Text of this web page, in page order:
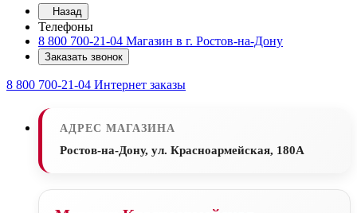
Назад
Телефоны
8 800 700-21-04 Магазин в г. Ростов-на-Дону
Заказать звонок
8 800 700-21-04 Интернет заказы
АДРЕС МАГАЗИНА
Ростов-на-Дону, ул. Красноармейская, 180А